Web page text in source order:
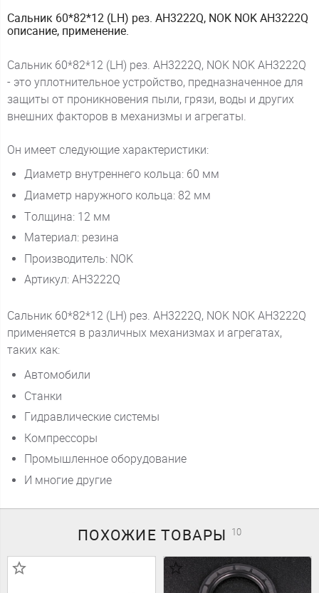
Сальник 60*82*12 (LH) рез. AH3222Q, NOK NOK AH3222Q
описание, применение.
Сальник 60*82*12 (LH) рез. AH3222Q, NOK NOK AH3222Q
- это уплотнительное устройство, предназначенное для
защиты от проникновения пыли, грязи, воды и других
внешних факторов в механизмы и агрегаты.
Он имеет следующие характеристики:
Диаметр внутреннего кольца: 60 мм
Диаметр наружного кольца: 82 мм
Толщина: 12 мм
Материал: резина
Производитель: NOK
Артикул: AH3222Q
Сальник 60*82*12 (LH) рез. AH3222Q, NOK NOK AH3222Q
применяется в различных механизмах и агрегатах,
таких как:
Автомобили
Станки
Гидравлические системы
Компрессоры
Промышленное оборудование
И многие другие
ПОХОЖИЕТОВАРЫ 10